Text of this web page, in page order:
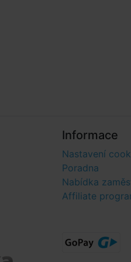
Informace
Nastavení
Poradna
Nabídka
Affiliate